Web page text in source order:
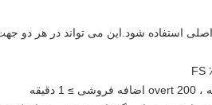
اصلی استفاده شود.این می تواند در هر دو